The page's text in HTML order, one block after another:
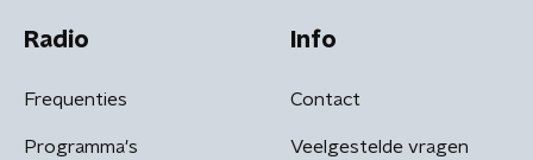
Radio
Frequenties
Programma's
Info
Contact
Veelgestelde vragen